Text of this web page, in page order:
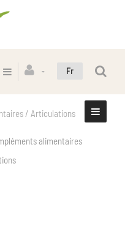
Fr
/ Articulations
alimentaires